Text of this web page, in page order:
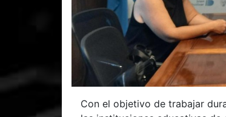
Con el objetivo de trabajar